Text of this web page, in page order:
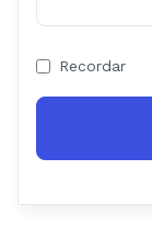
Recordar